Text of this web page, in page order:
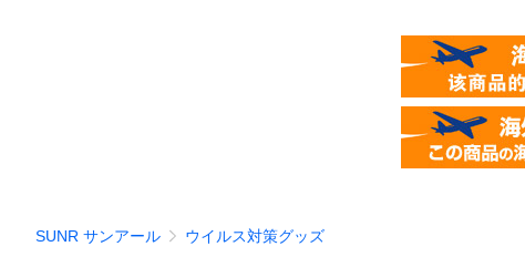
SUNR サンアール ウイルス対策グッズ